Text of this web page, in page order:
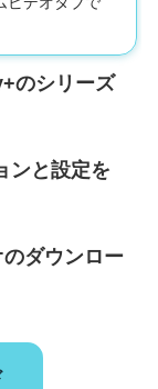
のシリーズ
ンと設定を
ダウンロー